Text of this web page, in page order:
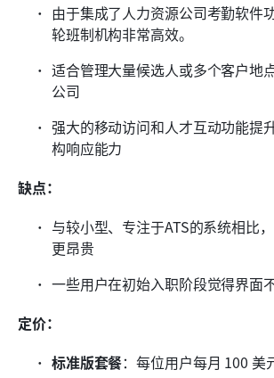
由于集成了人力资源公司考勤软件
轮班制机构非常高效。
适合管理大量候选人或多个客户地
公司
强大的移动访问和人才互动功能提
构响应能力
缺点：
与较小型、专注于ATS的系统相比
更昂贵
一些用户在初始入职阶段觉得界面
定价：
标准版套餐：每位用户每月 100 美